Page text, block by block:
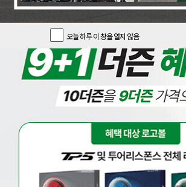
오늘 하루 이 창을 열지 않음
오늘의 특가
기간한정 클럽 기간한정 용품